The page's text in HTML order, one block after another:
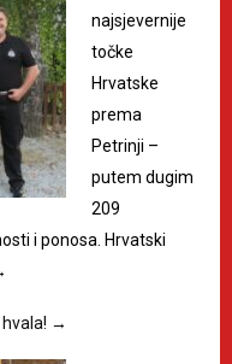
najsjevernije
točke
Hrvatske
prema
Petrinji –
putem dugim
209
i ponosa. Hrvatski
→